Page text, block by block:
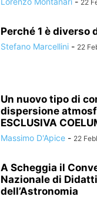
22
Perché 1 è diverso
Stefano Marcellini - 22
Un nuovo tipo di
dispersione
ESCLUSIVA
Massimo D'Apice - 22
A Scheggia il
Nazionale di
dell’Astronomia